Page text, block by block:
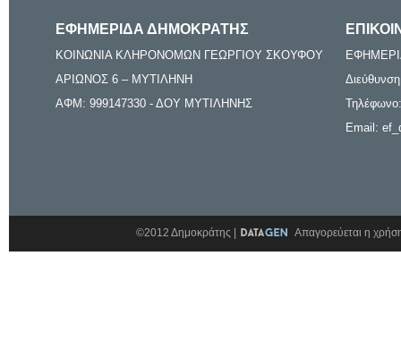
ΕΦΗΜΕΡΙΔΑ ΔΗΜΟΚΡΑΤΗΣ
ΚΟΙΝΩΝΙΑ ΚΛΗΡΟΝΟΜΩΝ ΓΕΩΡΓΙΟΥ ΣΚΟΥΦΟΥ
ΑΡΙΩΝΟΣ 6 – ΜΥΤΙΛΗΝΗ
ΑΦΜ: 999147330 - ΔΟΥ ΜΥΤΙΛΗΝΗΣ
Email:
©2012 Δημοκράτης | Απαγορεύεται η